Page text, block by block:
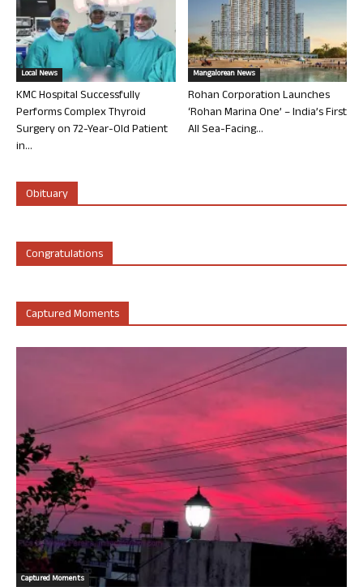
Local News
KMC Hospital Successfully
Performs Complex Thyroid
Surgery on 72-Year-Old Patient
in...
Mangalorean News
Rohan Corporation Launches
‘Rohan Marina One’ – India’s First
All Sea-Facing...
Obituary
Congratulations
Captured Moments
Captured Moments